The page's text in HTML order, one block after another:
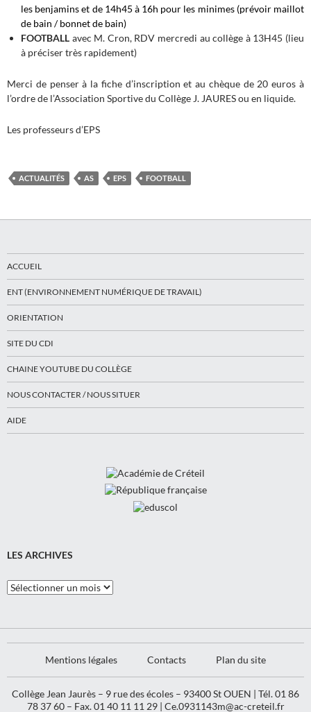
les benjamins et de 14h45 à 16h pour les minimes (prévoir maillot
de bain / bonnet de bain)
FOOTBALL avec M. Cron, RDV mercredi au collège à 13H45 (lieu
à préciser très rapidement)
Merci de penser à la fiche d’inscription et au chèque de 20 euros à
l’ordre de l’Association Sportive du Collège J. JAURES ou en liquide.
Les professeurs d’EPS
ACTUALITÉS AS EPS FOOTBALL
ACCUEIL
ENT (ENVIRONNEMENT NUMÉRIQUE DE TRAVAIL)
ORIENTATION
SITE DU CDI
CHAINE YOUTUBE DU COLLÈGE
NOUS CONTACTER / NOUS SITUER
AIDE
LES ARCHIVES
Les
Archives
Mentions légales Contacts Plan du site
Collège Jean Jaurès – 9 rue des écoles – 93400 St OUEN | Tél. 01 86
78 37 60 – Fax. 01 40 11 11 29 | Ce.0931143m@ac-creteil.fr